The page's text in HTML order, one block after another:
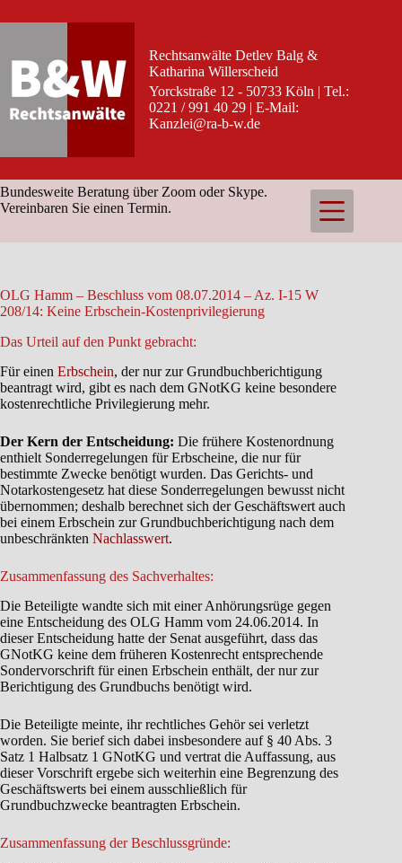
Inhalt
Rechtsanwälte Detlev Balg &
Katharina Willerscheid
Yorckstraße 12 - 50733 Köln | Tel.:
0221 / 991 40 29 | E-Mail:
Kanzlei@ra-b-w.de
Bundesweite Beratung über Zoom oder Skype.
Vereinbaren Sie einen Termin.
OLG Hamm – Beschluss vom 08.07.2014 – Az. I-15 W
208/14: Keine Erbschein-Kostenprivilegierung
Das Urteil auf den Punkt gebracht:
Für einen Erbschein, der nur zur Grundbuchberichtigung
beantragt wird, gibt es nach dem GNotKG keine besondere
kostenrechtliche Privilegierung mehr.
Der Kern der Entscheidung: Die frühere Kostenordnung
enthielt Sonderregelungen für Erbscheine, die nur für
bestimmte Zwecke benötigt wurden. Das Gerichts- und
Notarkostengesetz hat diese Sonderregelungen bewusst nicht
übernommen; deshalb berechnet sich der Geschäftswert auch
bei einem Erbschein zur Grundbuchberichtigung nach dem
unbeschränkten Nachlasswert.
Zusammenfassung des Sachverhaltes:
Die Beteiligte wandte sich mit einer Anhörungsrüge gegen
eine Entscheidung des OLG Hamm vom 24.06.2014. In
dieser Entscheidung hatte der Senat ausgeführt, dass das
GNotKG keine dem früheren Kostenrecht entsprechende
Sondervorschrift für einen Erbschein enthält, der nur zur
Berichtigung des Grundbuchs benötigt wird.
Die Beteiligte meinte, ihr rechtliches Gehör sei verletzt
worden. Sie berief sich dabei insbesondere auf § 40 Abs. 3
Satz 1 Halbsatz 1 GNotKG und vertrat die Auffassung, aus
dieser Vorschrift ergebe sich weiterhin eine Begrenzung des
Geschäftswerts bei einem ausschließlich für
Grundbuchzwecke beantragten Erbschein.
Zusammenfassung der Beschlussgründe: